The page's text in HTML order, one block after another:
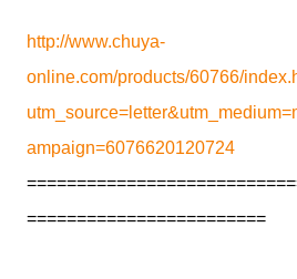
http://www.chuya-
online.com/products/60766/
ampaign=6076620120724
========================